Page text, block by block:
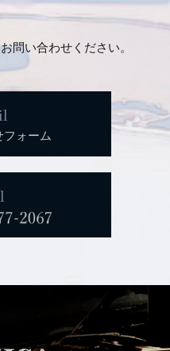
問い合わせください。
フォーム